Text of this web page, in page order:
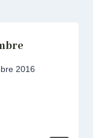
2016